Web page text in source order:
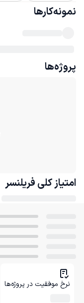
نمونه‌کارها
پروژه‌ها
امتیاز کلی فریلنسر
نرخ موفقیت در پروژه‌ها